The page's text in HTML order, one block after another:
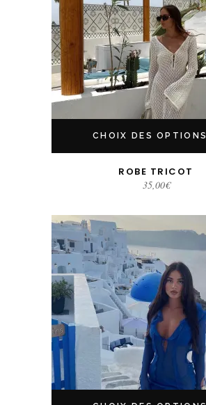
CHOIX DES OPTIONS
ROBE TRICOT
35,00€